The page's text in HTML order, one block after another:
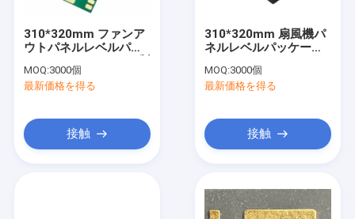
310*320mm ファンア
ウトパネルレベルパッ
品
MOQ:3000個
最新価格を得る
接触
310*320mm 扇風機パ
ネルレベルパッケージ
MOQ:3000個
最新価格を得る
接触